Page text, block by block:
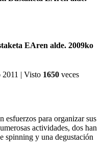
EAren alde. 2009ko
2011 | Visto 1650 veces
para organizar sus
actividades, dos han
spinning y una degustación